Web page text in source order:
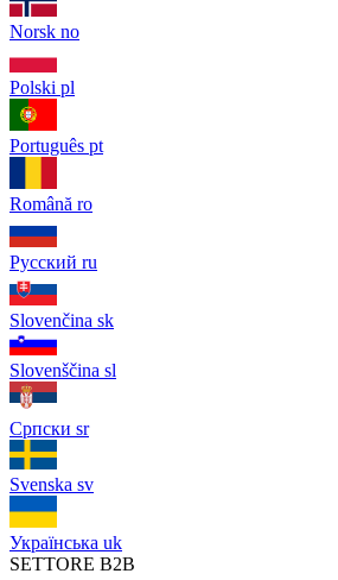
Norsk no
Polski pl
Português pt
Română ro
Русский ru
Slovenčina sk
Slovenščina sl
Српски sr
Svenska sv
Українська uk
SETTORE B2B